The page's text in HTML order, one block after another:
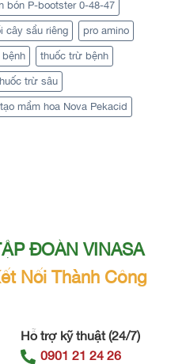
bón P-bootster 0-48-47
cây sầu riêng pro amino
thuốc trừ bệnh
trừ sâu
mầm hoa Nova Pekacid
ĐOÀN VINASA
Nối Thành Công
Hỗ trợ kỹ thuật (24/7)
0901 21 24 26